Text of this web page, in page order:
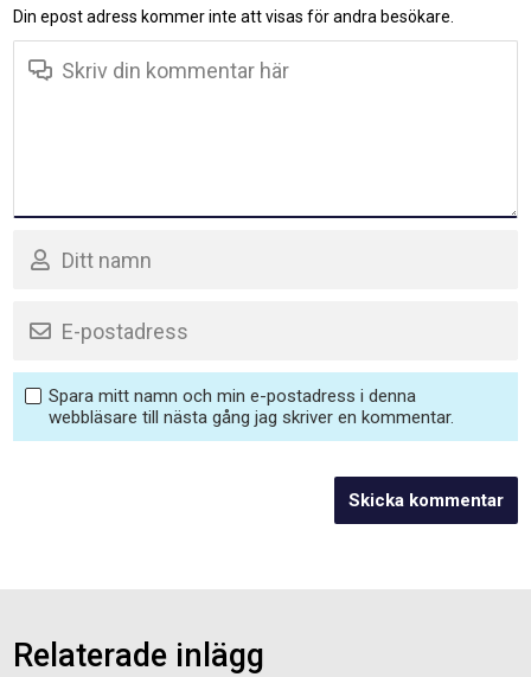
Din epost adress kommer inte att visas för andra besökare.
Spara mitt namn och min e-postadress i denna
webbläsare till nästa gång jag skriver en kommentar.
Relaterade inlägg